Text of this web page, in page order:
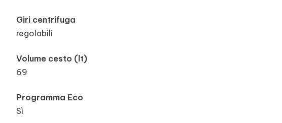
Giri centrifuga
regolabili
Volume cesto (lt)
69
Programma Eco
Sì